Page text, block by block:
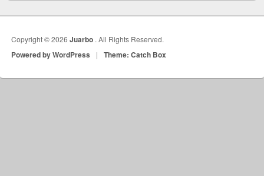
Copyright © 2026Juarbo . All Rights Reserved.
Powered by WordPress | Theme: Catch Box